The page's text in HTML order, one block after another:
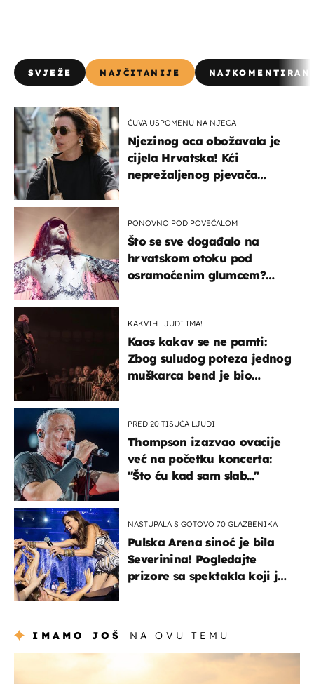
SVJEŽE NAJČITANIJE
ČUVA USPOMENU NA NJEGA
Njezinog oca obožavala je
cijela Hrvatska! Kći
neprežaljenog pjevača
PONOVNO POD POVEĆALOM
Što se sve događalo na
hrvatskom otoku pod
osramoćenim glumcem?
KAKVIH LJUDI IMA!
Kaos kakav se ne pamti:
Zbog suludog poteza jednog
muškarca bend je bio
PRED 20 TISUĆA LJUDI
Thompson izazvao ovacije
već na početku koncerta:
"Što ću kad sam slab..."
NASTUPALA S GOTOVO 70 GLAZBENIKA
Pulska Arena sinoć je bila
Severinina! Pogledajte
prizore sa spektakla koji je
IMAMO JOŠ NA OVU TEMU